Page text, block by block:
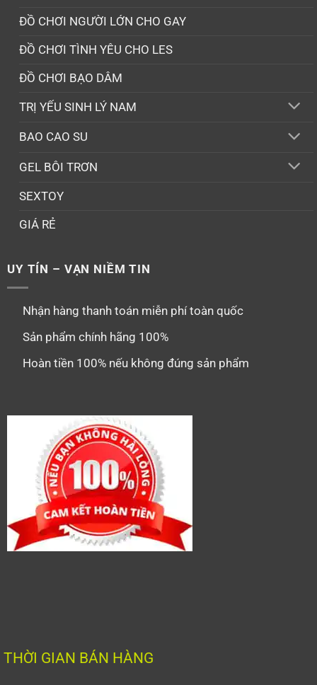
ĐỒ CHƠI NGƯỜI LỚN CHO GAY
ĐỒ CHƠI TÌNH YÊU CHO LES
ĐỒ CHƠI BẠO DÂM
TRỊ YẾU SINH LÝ NAM
BAO CAO SU
GEL BÔI TRƠN
SEXTOY
GIÁ RẺ
UY TÍN – VẠN NIỀM TIN
Nhận hàng thanh toán miễn phí toàn quốc
Sản phẩm chính hãng 100%
Hoàn tiền 100% nếu không đúng sản phẩm
THỜI GIAN BÁN HÀNG